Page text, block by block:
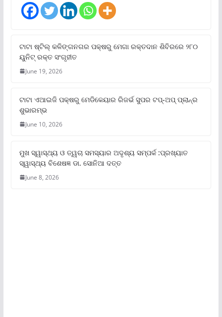
ଟାଟା ଷ୍ଟିଲ୍‌ କଳିଙ୍ଗନଗର ପକ୍ଷରୁ ମେଗା ରକ୍ତଦାନ ଶିବିରରେ ୨୮୦
ୟୁନିଟ୍‌ ରକ୍ତ ସଂଗୃହୀତ
June 19, 2026
ଟାଟା ଏଆଇଜି ପକ୍ଷରୁ ମେଡିକେୟାର ରିଜର୍ଭ ସୁପର ଟପ୍‌-ଅପ୍ ପ୍ଲାନ୍‌ର
ଶୁଭାରମ୍ଭ
June 10, 2026
ମୁଖ ସ୍ୱାସ୍ଥ୍ୟ ଓ ତ୍ୱଚା ସମସ୍ୟାର ଅଦୃଶ୍ୟ ସମ୍ପର୍କ :ପ୍ରଖ୍ୟାତ
ସ୍ୱାସ୍ଥ୍ୟ ବିଶେଷଜ୍ଞ ଡା. ସୋନିଆ ଦତ୍ତ
June 8, 2026